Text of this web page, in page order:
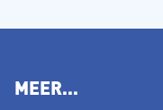
MEER...